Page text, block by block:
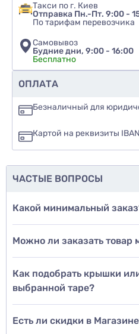
Рекомендуете ли вы этот
да
еще не знаю
Добавить
Такси по г. Киев
Отправка Пн.-Пт. 9:00 -
По тарифам перевозчика
Самовывоз
Будние дни, 9:00 - 16:00
Бесплатно
ОПЛАТА
Безналичный для
Картой на реквизиты IBAN
ЧАСТЫЕ ВОПРОСЫ
Какой минимальный
Можно ли заказать товар
Как подобрать крышки
выбранной таре?
Есть ли скидки в